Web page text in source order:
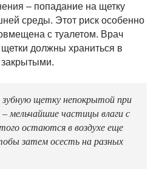
– попадание на щетку
среды. Этот риск особенно
с туалетом. Врач
должны храниться в
закрытыми.
щетку непокрытой при
мельчайшие частицы влаги с
остаются в воздухе еще
затем осесть на разных